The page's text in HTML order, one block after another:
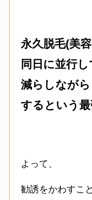
永久脱毛(美
同日に並行
減らしなが
するという
よって、
勧誘をかわすこ